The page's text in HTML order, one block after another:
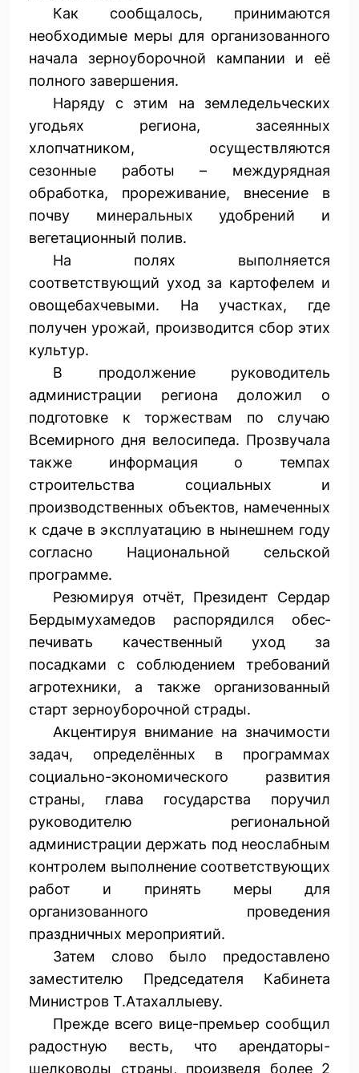
Как сообщалось, принимаются
необходимые меры для организованного
начала зерноуборочной кампании и её
полного завершения.
Наряду с этим на земледельческих
угодьях региона, засеянных
хлопчатником, осуществляются
сезонные работы – междурядная
обработка, прореживание, внесение в
почву минеральных удобрений и
вегетационный полив.
На полях выполняется
соответствующий уход за картофелем и
овощебахчевыми. На участках, где
получен урожай, производится сбор этих
культур.
В продолжение руководитель
администрации региона доложил о
подготовке к торжествам по случаю
Всемирного дня велосипеда. Прозвучала
также информация о темпах
строительства социальных и
производственных объектов, намеченных
к сдаче в эксплуатацию в нынешнем году
согласно Национальной сельской
программе.
Резюмируя отчёт, Президент Сердар
Бердымухамедов распорядился обес­
печивать качественный уход за
посадками с соблюдением требований
агротехники, а также организованный
старт зерноуборочной страды.
Акцентируя внимание на значимости
задач, определённых в программах
социально-экономического развития
страны, глава государства поручил
руководителю региональной
администрации держать под неослабным
контролем выполнение соответствующих
работ и принять меры для
организованного проведения
праздничных мероприятий.
Затем слово было предоставлено
заместителю Председателя Кабинета
Министров Т.Атахаллыеву.
Прежде всего вице-премьер сообщил
радостную весть, что арендаторы-
шелководы страны, произведя более 2